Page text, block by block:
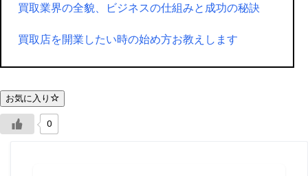
買取業界の全貌、ビジネスの仕組みと成功の秘訣
買取店を開業したい時の始め方お教えします
お気に入り
0